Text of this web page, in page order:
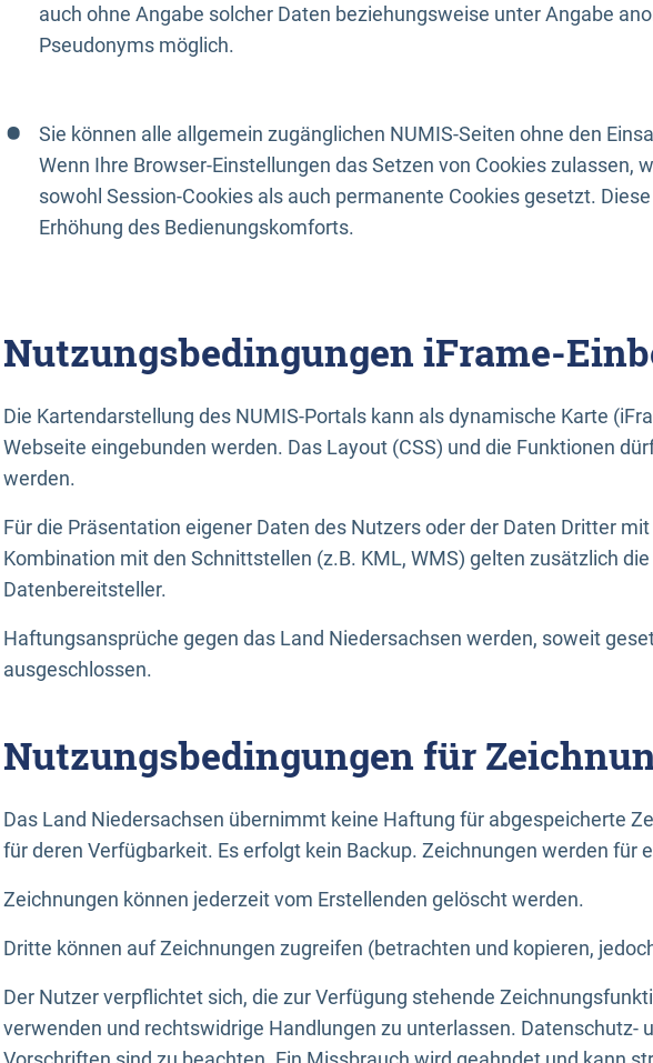
auch ohne Angabe solcher Daten beziehungsweise unter Angabe
Pseudonyms möglich.
Sie können alle allgemein zugänglichen NUMIS-Seiten ohne den
Wenn Ihre Browser-Einstellungen das Setzen von Cookies zulassen,
sowohl Session-Cookies als auch permanente Cookies gesetzt.
Erhöhung des Bedienungskomforts.
Nutzungsbedingungen iFrame-
Die Kartendarstellung des NUMIS-Portals kann als dynamische Karte
Webseite eingebunden werden. Das Layout (CSS) und die Funktionen
werden.
Für die Präsentation eigener Daten des Nutzers oder der Daten Dritter
Kombination mit den Schnittstellen (z.B. KML, WMS) gelten zusätzlich
Datenbereitsteller.
Haftungsansprüche gegen das Land Niedersachsen werden, soweit
ausgeschlossen.
Nutzungsbedingungen für
Das Land Niedersachsen übernimmt keine Haftung für abgespeicherte
für deren Verfügbarkeit. Es erfolgt kein Backup. Zeichnungen werden für
Zeichnungen können jederzeit vom Erstellenden gelöscht werden.
Dritte können auf Zeichnungen zugreifen (betrachten und kopieren,
Der Nutzer verpflichtet sich, die zur Verfügung stehende
verwenden und rechtswidrige Handlungen zu unterlassen. Datenschutz-